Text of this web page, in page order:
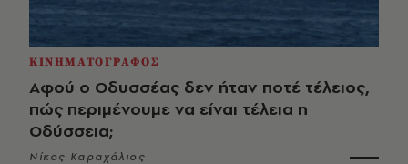
ΚΙΝΗΜΑΤΟΓΡΑΦΟΣ
Αφού ο Οδυσσέας δεν ήταν ποτέ τέλειος,
πώς περιμένουμε να είναι τέλεια η
Οδύσσεια;
Νίκος Καραχάλιος